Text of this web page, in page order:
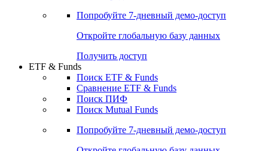
Попробуйте 7-дневный демо-доступ
Откройте глобальную базу данных
Получить доступ
ETF & Funds
Поиск ETF & Funds
Сравнение ETF & Funds
Поиск ПИФ
Поиск Mutual Funds
Попробуйте 7-дневный демо-доступ